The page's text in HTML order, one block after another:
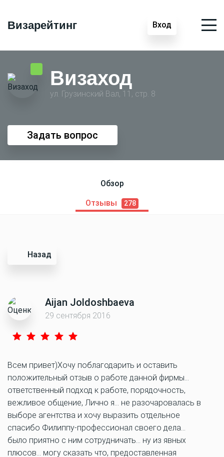
Визарейтинг Вход
Визаход
ул. Грузинский Вал, 11, стр. 8
Задать вопрос
Обзор
Отзывы 278
Назад
Aijan Joldoshbaeva
29 сентября 2016
Всем привет)Хочу поблагодарить и оставить
положительный отзыв о работе данной фирмы…
ответственный подход к работе, порядочность,
вежливое общение, Лично я… не разочаровалась в
выборе агентства и хочу выразить отдельное
спасибо Филиппу-профессионал своего дела…
было приятно с ним сотрудничать… ну из явных
плюсов… могу сказать что, предоставленная